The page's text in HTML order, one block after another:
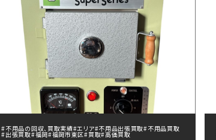
#不用品の回収、買取実績#エリア#不用品出張買取#不用品買取
#出張買取#福岡#福岡市東区#買取#高価買取